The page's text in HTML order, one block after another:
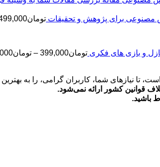
تومان
تومان399,000
– تومان
تا نیازهای شما، کاربران گرامی، را به
قوانین کشور ارائه نمی‌شود.